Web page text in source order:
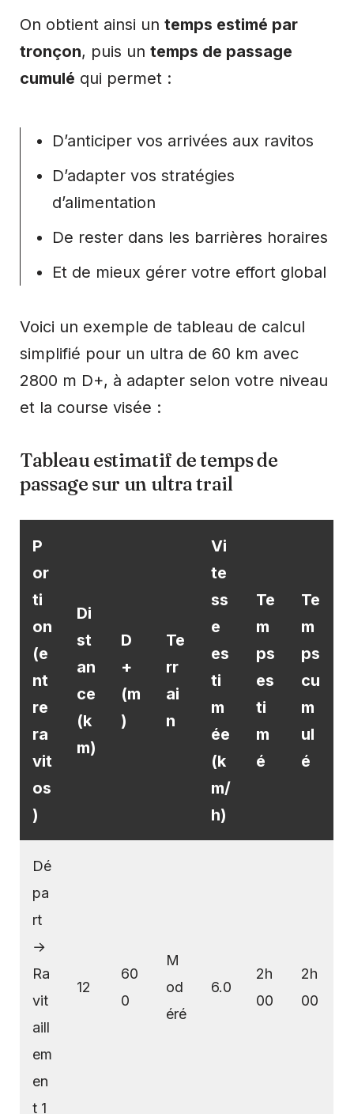
On obtient ainsi un temps estimé par
tronçon, puis un temps de passage
cumulé qui permet :
D’anticiper vos arrivées aux ravitos
D’adapter vos stratégies
d’alimentation
De rester dans les barrières horaires
Et de mieux gérer votre effort global
Voici un exemple de tableau de calcul
simplifié pour un ultra de 60 km avec
2800 m D+, à adapter selon votre niveau
et la course visée :
Tableau estimatif de temps de
passage sur un ultra trail
P
or
ti
on
(e
nt
re
ra
vit
os
)
Di
st
an
ce
(k
m)
D
+
(m
)
Te
rr
ai
n
Vi
te
ss
e
es
ti
m
ée
(k
m/
h)
Te
m
ps
es
ti
m
é
Te
m
ps
cu
m
ul
é
Dé
pa
rt
→
Ra
vit
aill
em
en
t 1
12
60
0
M
od
éré
6.0
2h
00
2h
00